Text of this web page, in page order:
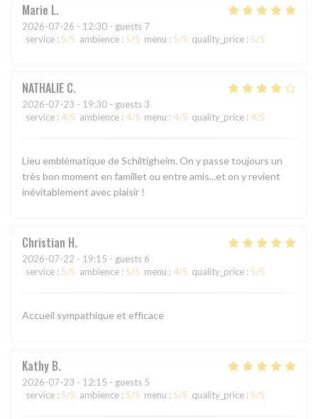
Marie L
2026-07-26 - 12:30 - guests 7
service : 5/5 ambience : 5/5 menu : 5/5 quality_price : 5/5
NATHALIE C
2026-07-23 - 19:30 - guests 3
service : 4/5 ambience : 4/5 menu : 4/5 quality_price : 4/5
Lieu emblématique de Schiltigheim. On y passe toujours un
très bon moment en famillet ou entre amis...et on y revient
inévitablement avec plaisir !
Christian H
2026-07-22 - 19:15 - guests 6
service : 5/5 ambience : 5/5 menu : 4/5 quality_price : 5/5
Accueil sympathique et efficace
Kathy B
2026-07-23 - 12:15 - guests 5
service : 5/5 ambience : 5/5 menu : 5/5 quality_price : 5/5